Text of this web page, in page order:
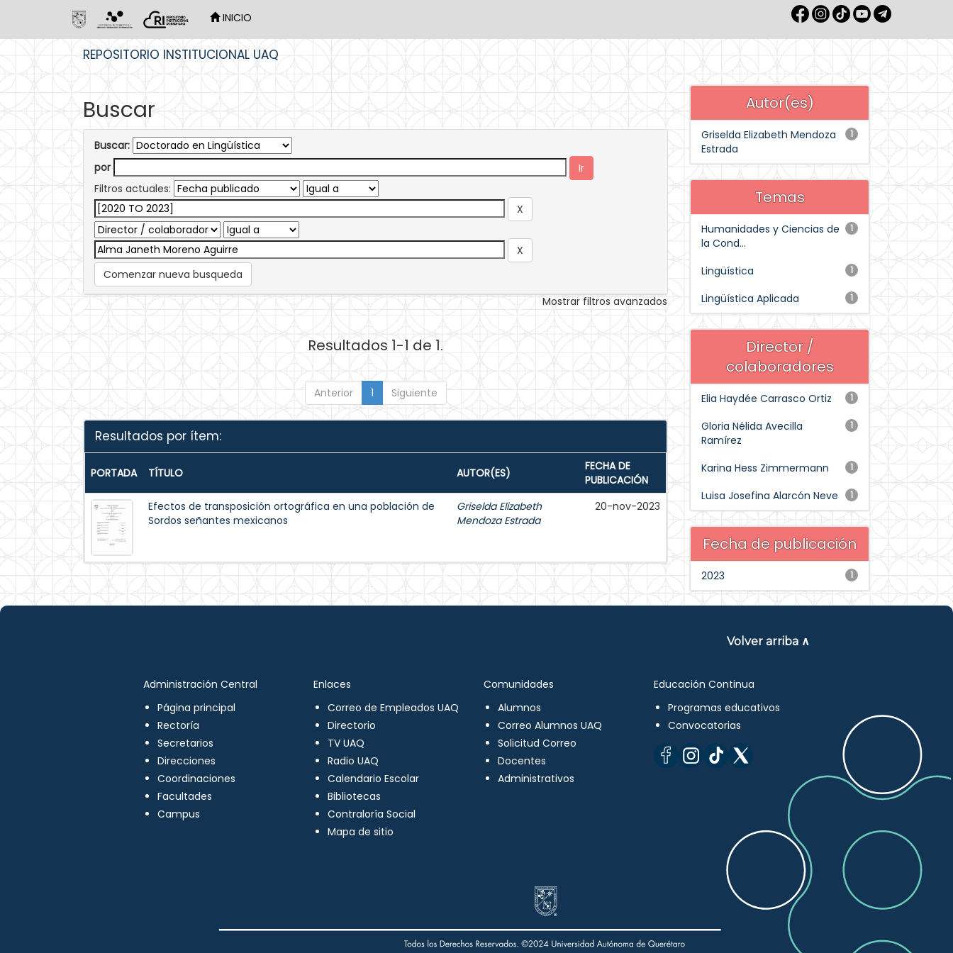
INICIO
REPOSITORIO INSTITUCIONAL UAQ
Buscar
Buscar:
por
Filtros actuales:
Comenzar nueva busqueda
Mostrar filtros avanzados
Resultados 1-1 de 1.
Anterior 1 Siguiente
Resultados por ítem:
PORTADA TÍTULO AUTOR(ES)
FECHA DE
PUBLICACIÓN
Efectos de transposición ortográfica en una población de
Sordos señantes mexicanos
Griselda Elizabeth
Mendoza Estrada
20-nov-2023
Autor(es)
1
Griselda Elizabeth Mendoza
Estrada
Temas
1
Humanidades y Ciencias de
la Cond...
1
Lingüística
1
Lingüística Aplicada
Director /
colaboradores
1
Elia Haydée Carrasco Ortiz
1
Gloria Nélida Avecilla
Ramírez
1
Karina Hess Zimmermann
1
Luisa Josefina Alarcón Neve
Fecha de publicación
1
2023
Volver arriba ∧
Administración Central
Página principal
Rectoría
Secretarios
Direcciones
Coordinaciones
Facultades
Campus
Enlaces
Correo de Empleados UAQ
Directorio
TV UAQ
Radio UAQ
Calendario Escolar
Bibliotecas
Contraloría Social
Mapa de sitio
Comunidades
Alumnos
Correo Alumnos UAQ
Solicitud Correo
Docentes
Administrativos
Educación Continua
Programas educativos
Convocatorias